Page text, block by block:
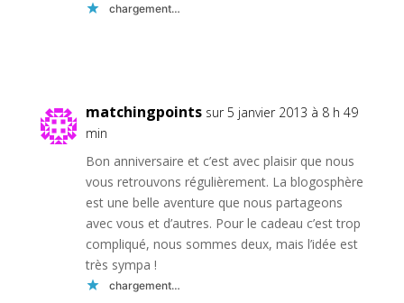
chargement…
matchingpoints sur 5 janvier 2013 à 8 h 49
min
Bon anniversaire et c’est avec plaisir que nous
vous retrouvons régulièrement. La blogosphère
est une belle aventure que nous partageons
avec vous et d’autres. Pour le cadeau c’est trop
compliqué, nous sommes deux, mais l’idée est
très sympa !
chargement…